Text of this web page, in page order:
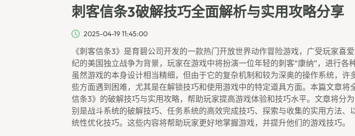
刺客信条3破解技巧全面解析与实用攻略分享
2025-04-19 11:45:00
《刺客信条3》是育碧公司开发的一款热门开放世界动作冒险游戏，广受玩家喜
纪的美国独立战争为背景，玩家在游戏中将扮演一位年轻的刺客“康纳”，进行各
虽然游戏的本身设计相当精细，但由于它的复杂机制和较为深奥的操作系统，许
些方面遇到困难，尤其是在解锁技巧和使用游戏中的特定道具方面。本篇文章将
信条3》的破解技巧与实用攻略，帮助玩家提高游戏体验和技巧水平。文章将分
别是战斗系统的破解技巧、任务系统的高效完成技巧、探索与收集的实用方法、
统性优化技巧。这些内容将帮助玩家更好地掌握游戏，并提升他们的游戏技巧。